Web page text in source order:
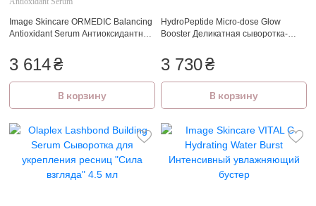
Image Skincare ORMEDIC Balancing
Antioxidant Serum Антиоксидантная
3 614₴
В корзину
HydroPeptide Micro-dose Glow
Booster Деликатная сыворотка-
3 730₴
В корзину